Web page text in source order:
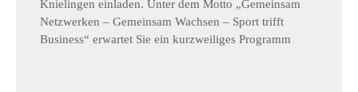
Knielingen einladen. Unter dem Motto „Gemeinsam
Netzwerken – Gemeinsam Wachsen – Sport trifft
Business“ erwartet Sie ein kurzweiliges Programm